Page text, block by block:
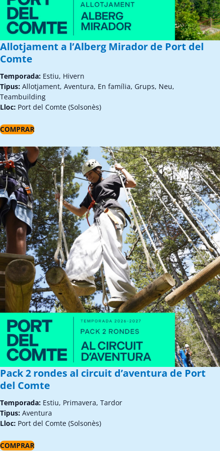
Allotjament a l’Alberg Mirador de Port del
Comte
Temporada: Estiu, Hivern
Tipus: Allotjament, Aventura, En família, Grups, Neu,
Teambuilding
Lloc: Port del Comte (Solsonès)
COMPRAR
Pack 2 rondes al circuit d’aventura de Port
del Comte
Temporada: Estiu, Primavera, Tardor
Tipus: Aventura
Lloc: Port del Comte (Solsonès)
COMPRAR